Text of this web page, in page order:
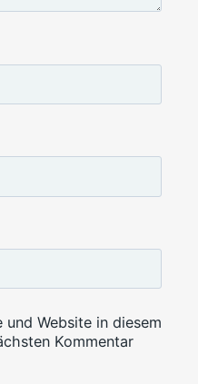
und Website in diesem
Kommentar